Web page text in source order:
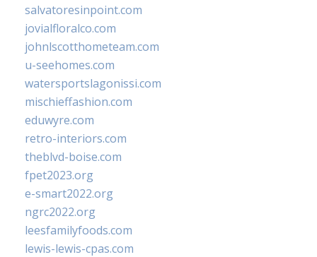
salvatoresinpoint.com
jovialfloralco.com
johnlscotthometeam.com
u-seehomes.com
watersportslagonissi.com
mischieffashion.com
eduwyre.com
retro-interiors.com
theblvd-boise.com
fpet2023.org
e-smart2022.org
ngrc2022.org
leesfamilyfoods.com
lewis-lewis-cpas.com